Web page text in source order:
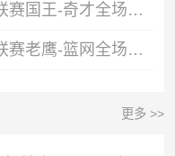
07月13日NBA赌城夏季联赛国王-奇才全场录像
07月12日NBA赌城夏季联赛老鹰-篮网全场录像
更多 >>